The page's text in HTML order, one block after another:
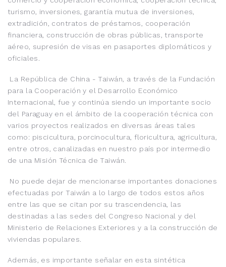
turismo, inversiones, garantía mutua de inversiones,
extradición, contratos de préstamos, cooperación
financiera, construcción de obras públicas, transporte
aéreo, supresión de visas en pasaportes diplomáticos y
oficiales.
La República de China - Taiwán, a través de la Fundación
para la Cooperación y el Desarrollo Económico
Internacional, fue y continúa siendo un importante socio
del Paraguay en el ámbito de la cooperación técnica con
varios proyectos realizados en diversas áreas tales
como: piscicultura, porcinocultura, floricultura, agricultura,
entre otros, canalizadas en nuestro país por intermedio
de una Misión Técnica de Taiwán.
No puede dejar de mencionarse importantes donaciones
efectuadas por Taiwán a lo largo de todos estos años
entre las que se citan por su trascendencia, las
destinadas a las sedes del Congreso Nacional y del
Ministerio de Relaciones Exteriores y a la construcción de
viviendas populares.
Además, es importante señalar en esta sintética